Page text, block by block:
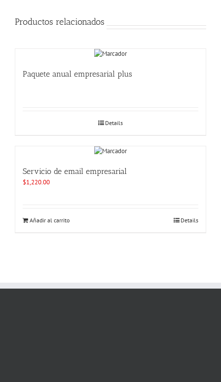
Productos relacionados
Paquete anual empresarial plus
Details
Servicio de email empresarial
$1,220.00
Añadir al carrito Details